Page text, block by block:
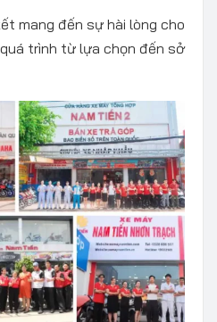
mang đến sự hài lòng cho
trình từ lựa chọn đến sở